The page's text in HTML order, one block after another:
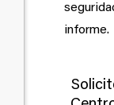
informe.